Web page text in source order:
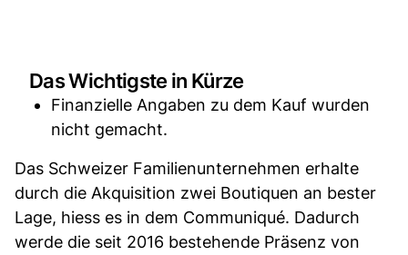
Das Wichtigste in Kürze
Finanzielle Angaben zu dem Kauf wurden
nicht gemacht.
Das Schweizer Familienunternehmen erhalte
durch die Akquisition zwei Boutiquen an bester
Lage, hiess es in dem Communiqué. Dadurch
werde die seit 2016 bestehende Präsenz von